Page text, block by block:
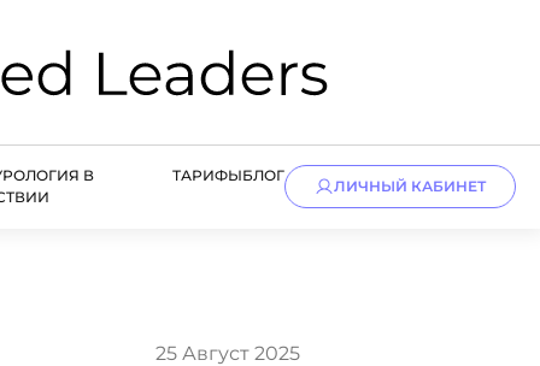
В
ТАРИФЫБЛОГ
ЛИЧНЫЙ КАБИНЕТ
25 Август 2025